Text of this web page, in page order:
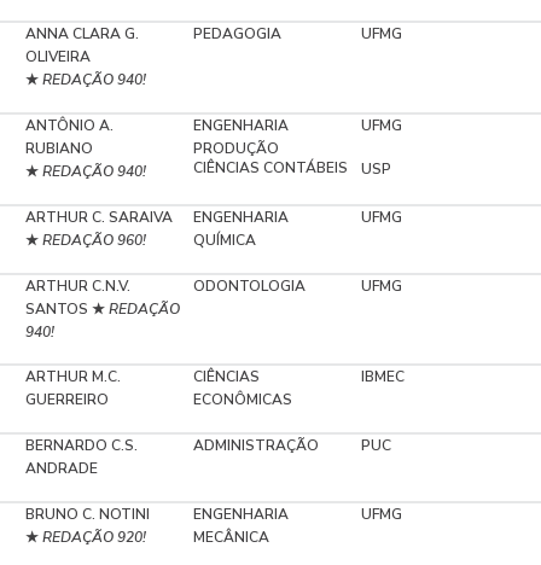
ANNA CLARA G.
OLIVEIRA
★ REDAÇÃO 940!
PEDAGOGIA UFMG
ANTÔNIO A.
RUBIANO
★ REDAÇÃO 940!
ENGENHARIA
PRODUÇÃO
CIÊNCIAS CONTÁBEIS
UFMG
USP
ARTHUR C. SARAIVA
★ REDAÇÃO 960!
ENGENHARIA
QUÍMICA
UFMG
ARTHUR C.N.V.
SANTOS ★ REDAÇÃO
940!
ODONTOLOGIA UFMG
ARTHUR M.C.
GUERREIRO
CIÊNCIAS
ECONÔMICAS
IBMEC
BERNARDO C.S.
ANDRADE
ADMINISTRAÇÃO PUC
BRUNO C. NOTINI
★ REDAÇÃO 920!
ENGENHARIA
MECÂNICA
UFMG